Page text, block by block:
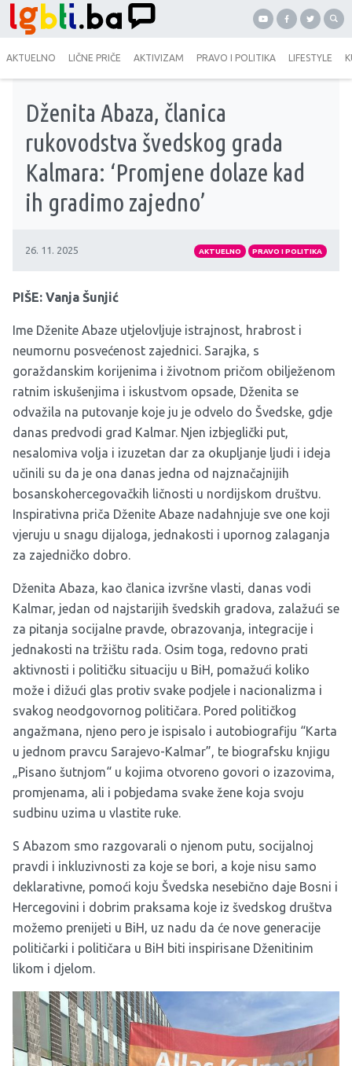
AKTUELNO LIČNE PRIČE AKTIVIZAM PRAVO I POLITIKA LIFESTYLE
Dženita Abaza, članica
rukovodstva švedskog grada
Kalmara: ‘Promjene dolaze kad
ih gradimo zajedno’
26. 11. 2025 AKTUELNO PRAVO I POLITIKA
PIŠE: Vanja Šunjić
Ime Dženite Abaze utjelovljuje istrajnost, hrabrost i
neumornu posvećenost zajednici. Sarajka, s
goraždanskim korijenima i životnom pričom obilježenom
ratnim iskušenjima i iskustvom opsade, Dženita se
odvažila na putovanje koje ju je odvelo do Švedske, gdje
danas predvodi grad Kalmar. Njen izbjeglički put,
nesalomiva volja i izuzetan dar za okupljanje ljudi i ideja
učinili su da je ona danas jedna od najznačajnijih
bosanskohercegovačkih ličnosti u nordijskom društvu.
Inspirativna priča Dženite Abaze nadahnjuje sve one koji
vjeruju u snagu dijaloga, jednakosti i upornog zalaganja
za zajedničko dobro.
Dženita Abaza, kao članica izvršne vlasti, danas vodi
Kalmar, jedan od najstarijih švedskih gradova, zalažući se
za pitanja socijalne pravde, obrazovanja, integracije i
jednakosti na tržištu rada. Osim toga, redovno prati
aktivnosti i političku situaciju u BiH, pomažući koliko
može i dižući glas protiv svake podjele i nacionalizma i
svakog neodgovornog političara. Pored političkog
angažmana, njeno pero je ispisalo i autobiografiju “Karta
u jednom pravcu Sarajevo-Kalmar”, te biografsku knjigu
„Pisano šutnjom“ u kojima otvoreno govori o izazovima,
promjenama, ali i pobjedama svake žene koja svoju
sudbinu uzima u vlastite ruke.
S Abazom smo razgovarali o njenom putu, socijalnoj
pravdi i inkluzivnosti za koje se bori, a koje nisu samo
deklarativne, pomoći koju Švedska nesebično daje Bosni i
Hercegovini i dobrim praksama koje iz švedskog društva
možemo prenijeti u BiH, uz nadu da će nove generacije
političarki i političara u BiH biti inspirisane Dženitinim
likom i djelom.